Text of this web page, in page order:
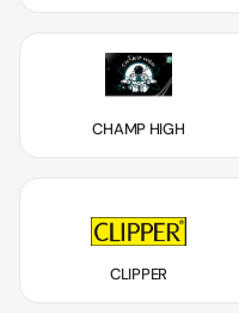
CHAMP HIGH
CLIPPER